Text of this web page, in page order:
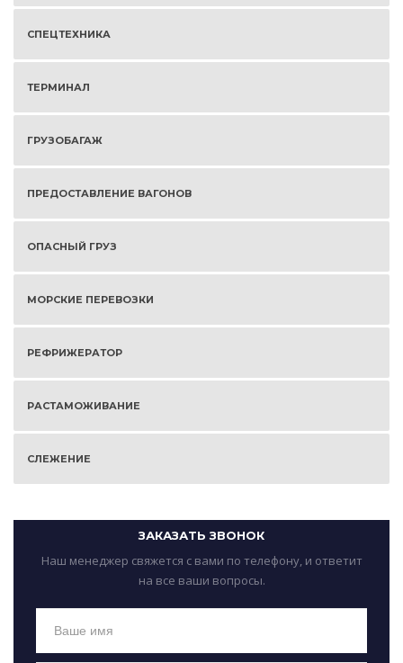
СПЕЦТЕХНИКА
ТЕРМИНАЛ
ГРУЗОБАГАЖ
ПРЕДОСТАВЛЕНИЕ ВАГОНОВ
ОПАСНЫЙ ГРУЗ
МОРСКИЕ ПЕРЕВОЗКИ
РЕФРИЖЕРАТОР
РАСТАМОЖИВАНИЕ
СЛЕЖЕНИЕ
ЗАКАЗАТЬ ЗВОНОК
Наш менеджер свяжется с вами по телефону, и ответит
на все ваши вопросы.